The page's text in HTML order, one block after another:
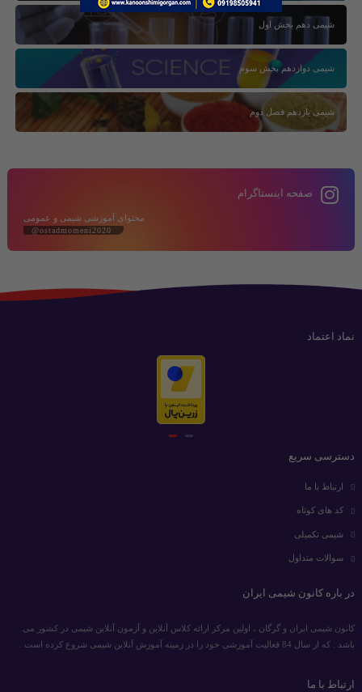
شیمی دهم بخش اول
شیمی دوازدهم بخش سوم
شیمی یازدهم فصل دوم
صفحه اینستاگرام
محتوای آموزشی شیمی و عمومی
@ostadmomeni2020
نماد اعتماد
دسترسی سریع
ارتباط با ما
کد های کوتاه
شیمی تکمیلی
سوالات متداول
در باره کانون شیمی ایران
کانون شیمی ایران و گرگان ، اولین مرکز ارائه کلاس آنلاین و آزمون آنلاین شیمی در کشور می
باشد . که از سال 84 فعالیت آموزشی خود را در زمینه آموزش آنلاین شیمی شروع کرده است .
ارتباط با ما